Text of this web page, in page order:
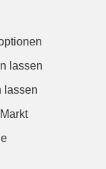
lassen
lassen